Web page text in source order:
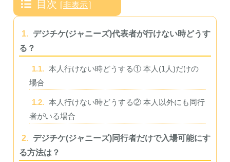
目次 [非表示]
1. デジチケ(ジャニーズ)代表者が行けない時どうす
る？
1.1. 本人行けない時どうする① 本人(1人)だけの
場合
1.2. 本人行けない時どうする② 本人以外にも同行
者がいる場合
2. デジチケ(ジャニーズ)同行者だけで入場可能にす
る方法は？